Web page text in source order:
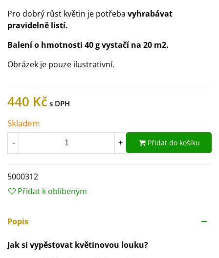
Pro dobrý růst květin je potřeba vyhrabávat
pravidelně listí.
Balení o hmotnosti 40 g vystačí na 20 m2.
Obrázek je pouze ilustrativní.
440 Kč
Skladem
- + Přidat do košíku
5000312
Přidat k oblíbeným
Popis
Jak si vypěstovat květinovou louku?